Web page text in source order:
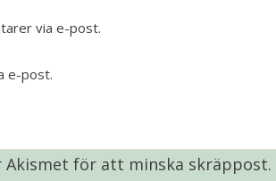
via e-post.
e-post.
Akismet för att minska skräppost.